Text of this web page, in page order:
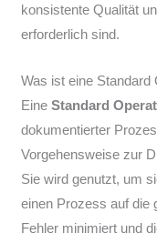
konsistente Qualität
erforderlich sind.
Was ist eine
EineStandard
dokumentierter
Vorgehensweise zur
Sie wird genutzt, um
einen Prozess auf die
Fehler minimiert und